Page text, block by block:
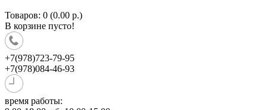
Товаров: 0 (0.00 р.)
В корзине пусто!
+7(978)723-79-95
+7(978)084-46-93
время работы: